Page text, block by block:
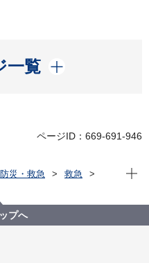
一覧
く
ページID：669-691-946
防災・救急
救急
現在
プへ